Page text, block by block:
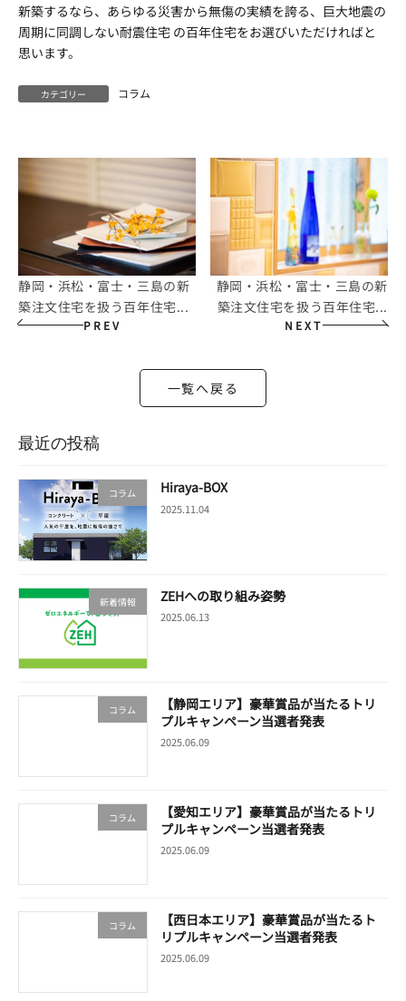
新築するなら、あらゆる災害から無傷の実績を誇る、巨大地震の
周期に同調しない耐震住宅 の百年住宅をお選びいただければと
思います。
カテゴリー コラム
静岡・浜松・富士・三島の新
築注文住宅を扱う百年住宅...
PREV
静岡・浜松・富士・三島の新
築注文住宅を扱う百年住宅...
NEXT
一覧へ戻る
最近の投稿
コラム Hiraya-BOX
2025.11.04
新着情報 ZEHへの取り組み姿勢
2025.06.13
コラム
【静岡エリア】豪華賞品が当たるトリ
プルキャンペーン当選者発表
2025.06.09
コラム
【愛知エリア】豪華賞品が当たるトリ
プルキャンペーン当選者発表
2025.06.09
コラム
【西日本エリア】豪華賞品が当たるト
リプルキャンペーン当選者発表
2025.06.09